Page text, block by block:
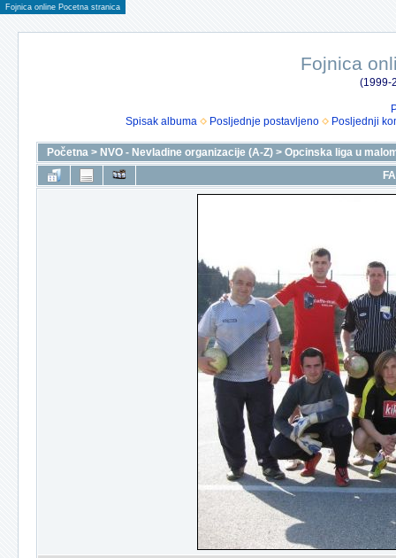
Fojnica online Pocetna stranica
Fojnica
(1999-
Spisak albuma
Posljednje postavljeno Posljednji
Početna > NVO - Nevladine organizacije (A-Z) > Opcinska liga u